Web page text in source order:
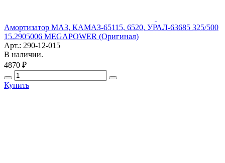
Амортизатор МАЗ, КАМАЗ-65115, 6520, УРАЛ-63685 325/500
15.2905006 MEGAPOWER (Оригинал)
Арт.: 290-12-015
В наличии.
4870 ₽
Купить